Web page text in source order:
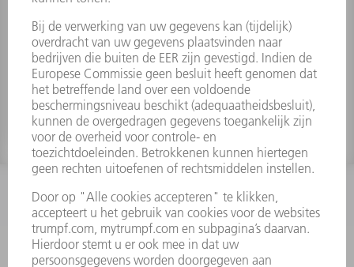
Bowdenkabel
Materiaalnummer:0380356
INFORMATIE
Veel gestelde vragen
Algemene voorwaarden
CONTACT